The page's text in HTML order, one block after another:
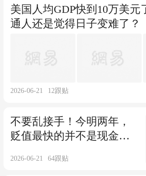
美国人均GDP快到10万美元
通人还是觉得日子变难了？
2026-06-21 12跟贴
不要乱接手！今明两年，
贬值最快的并不是现金，
2026-06-21 64跟贴